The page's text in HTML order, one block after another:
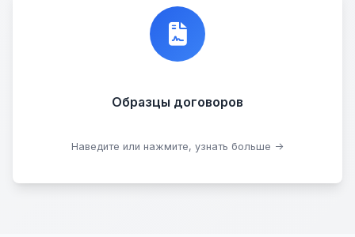
Образцы договоров
Наведите или нажмите, узнать больше →
Договор купли-продажи
Скачать образцы